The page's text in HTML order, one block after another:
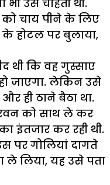
भी उसे चाहती थी.
चाय पीने के लिए
होटल पर बुलाया,
थी कि वह गुस्साए
जाएगा. लेकिन उसे
ही ठाने बैठा था.
को साथ ले कर
इंतजार कर रही थी.
गोलियां दागते
लिया, यह उसे पता